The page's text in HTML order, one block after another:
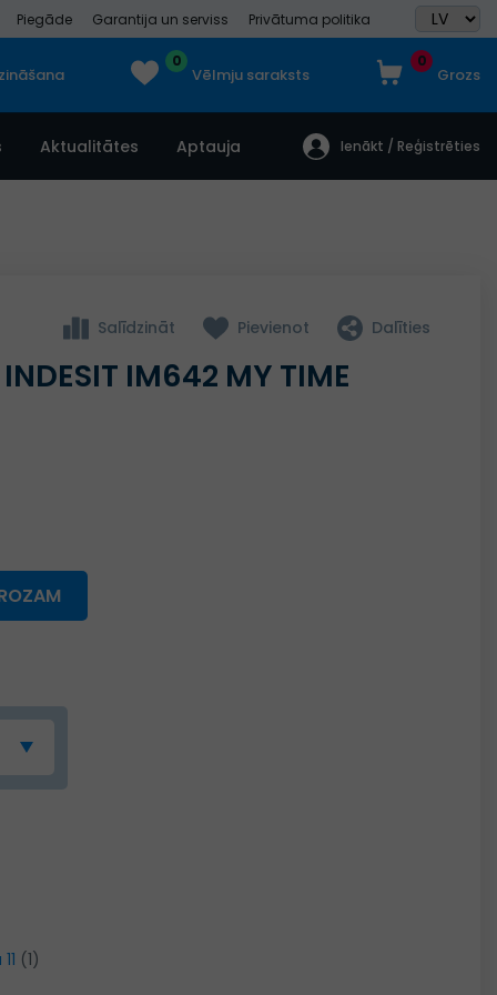
Piegāde Garantija un serviss Privātuma politika
0
Vēlmju saraksts
0
Grozs
Aktualitātes Aptauja Ienākt / Reģistrēties
Salīdzināt Pievienot Dalīties
IM642 MY TIME
(1)